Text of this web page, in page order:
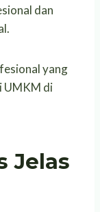
dan
yang
UMKM di
Jelas